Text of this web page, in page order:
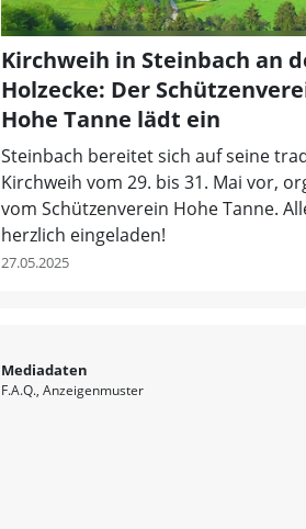
Kirchweih in Steinbach an
Holzecke: Der
Hohe Tanne lädt ein
Steinbach bereitet sich auf seine
Kirchweih vom 29. bis 31. Mai vor,
vom Schützenverein Hohe Tanne.
herzlich eingeladen!
27.05.2025
Mediadaten
F.A.Q. Anzeigenmuster